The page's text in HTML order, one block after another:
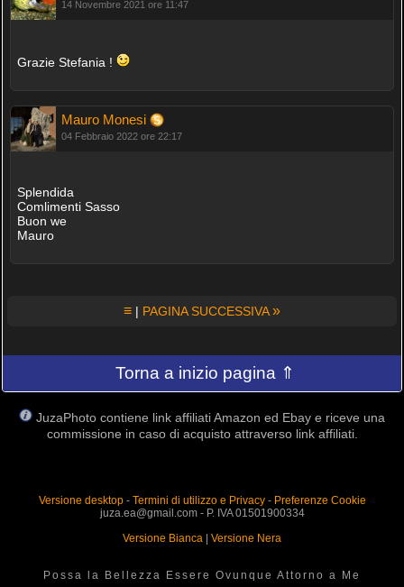
14 Novembre 2021 ore 11:47
Grazie Stefania !
Mauro Monesi
04 Febbraio 2022 ore 22:17
Splendida
Comlimenti Sasso
Buon we
Mauro
≡ | PAGINA SUCCESSIVA»
Torna a inizio pagina ⇑
JuzaPhoto contiene link affiliati Amazon ed Ebay e riceve una
commissione in caso di acquisto attraverso link affiliati.
Versione desktop- Termini di utilizzo e Privacy- Preferenze Cookie
juza.ea@gmail.com - P. IVA 01501900334
Versione Bianca
Versione Nera
Possa la Bellezza Essere Ovunque Attorno a Me